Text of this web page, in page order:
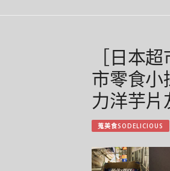
［日本
市零食
力洋芋
蒐美食SODELICIOUS